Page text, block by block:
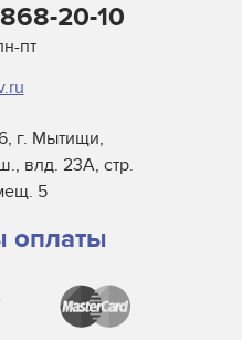
20-10
пт
г. Мытищи,
влд. 23А, стр.
5
оплаты